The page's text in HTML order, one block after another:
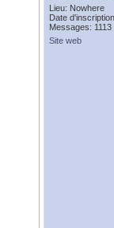
Lieu: Nowhere
Date
Messages: 1113
Site web